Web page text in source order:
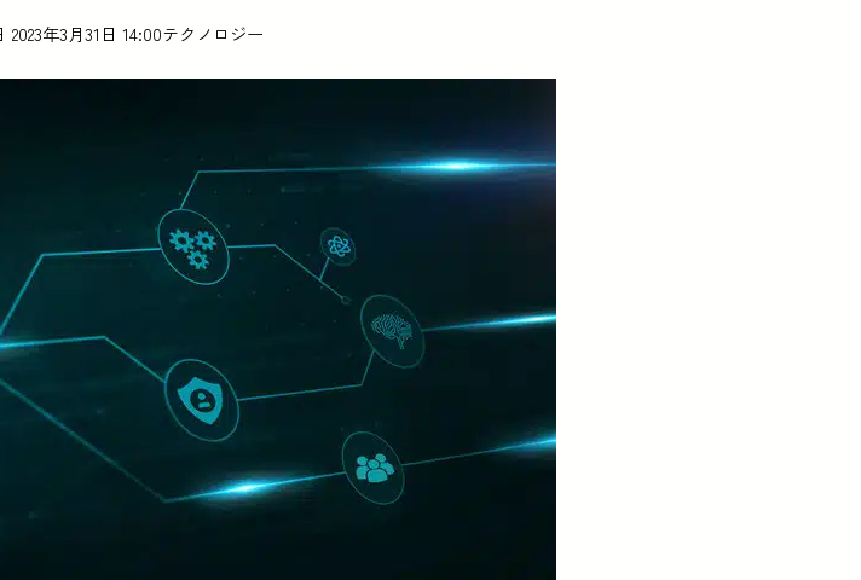
2023年3月31日 14:00テクノロジー